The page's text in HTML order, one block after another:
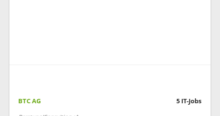
BTC AG 5 IT-Jobs